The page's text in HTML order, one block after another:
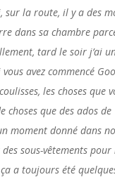
sur la route, il y a des
dans sa chambre
tard le soir j’ai
vous avez commencé
les choses que
choses que des ados de
moment donné dans
sous-vêtements
a toujours été